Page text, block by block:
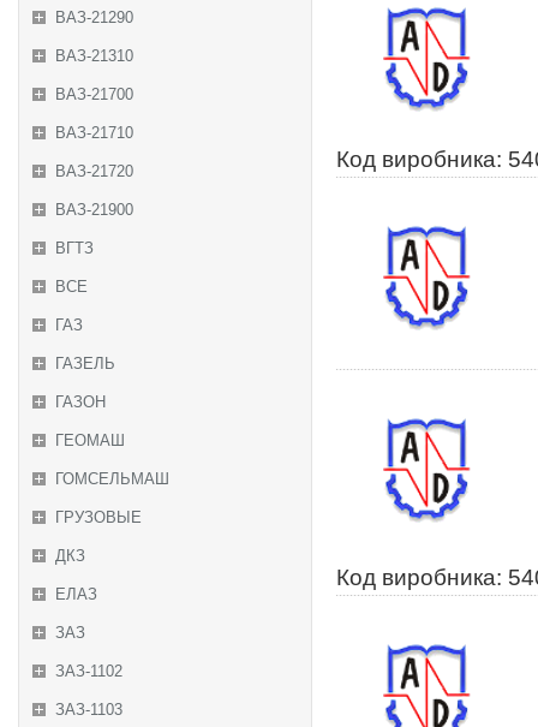
ВАЗ-21290
ВАЗ-21310
ВАЗ-21700
ВАЗ-21710
ВАЗ-21720
ВАЗ-21900
ВГТЗ
ВСЕ
ГАЗ
ГАЗЕЛЬ
ГАЗОН
ГЕОМАШ
ГОМСЕЛЬМАШ
ГРУЗОВЫЕ
ДКЗ
ЕЛАЗ
ЗАЗ
ЗАЗ-1102
ЗАЗ-1103
Код виробника:
Код виробника: